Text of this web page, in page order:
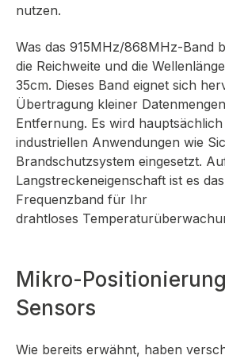
nutzen.
Was das 915MHz/868MHz-Band
die Reichweite und die
35cm. Dieses Band eignet sich
Übertragung kleiner
Entfernung. Es wird
industriellen Anwendungen wie
Brandschutzsystem eingesetzt.
Langstreckeneigenschaft ist es
Frequenzband für Ihr
drahtloses
Mikro-
Sensors
Wie bereits erwähnt, haben